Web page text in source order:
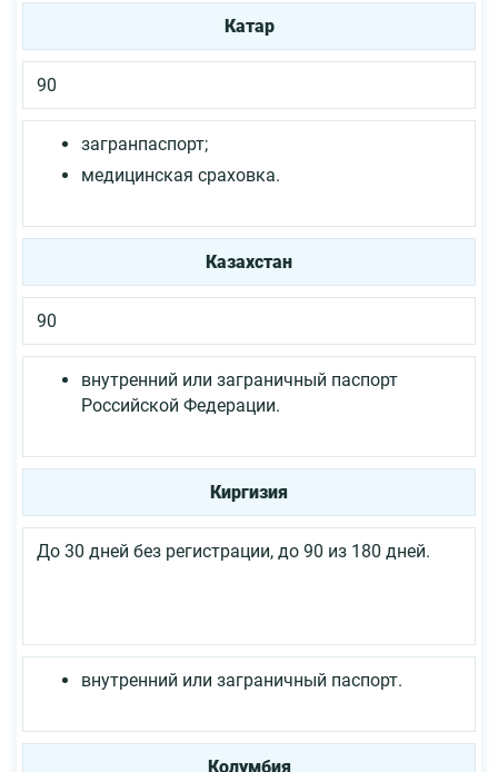
Катар
90
загранпаспорт;
медицинская сраховка.
Казахстан
90
внутренний или заграничный паспорт
Российской Федерации.
Киргизия
До 30 дней без регистрации, до 90 из 180 дней.
внутренний или заграничный паспорт.
Колумбия